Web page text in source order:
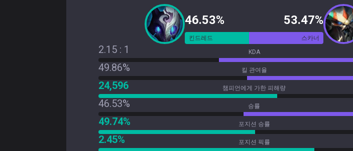
46.53% 53.47%
킨드레드 스카너
2.15 : 1 KDA
49.86%
킬 관여율
24,596
챔피언에게 가한 피해량
46.53%
승률
49.74%
포지션 승률
2.45%
포지션 픽률